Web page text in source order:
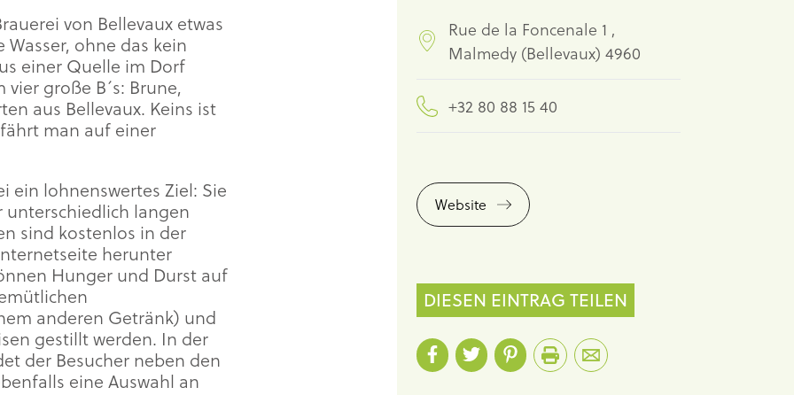
von Bellevaux etwas
ohne das kein
einer Quelle im Dorf
große B´s: Brune,
aus Bellevaux. Keins ist
man auf einer
ein lohnenswertes Ziel: Sie
langen
sind kostenlos in der
herunter
Hunger und Durst auf
anderen Getränk) und
gestillt werden. In der
der Besucher neben den
eine Auswahl an
Rue de la Foncenale 1 ,
Malmedy (Bellevaux) 4960
+32 80 88 15 40
Website
DIESEN EINTRAG TEILEN